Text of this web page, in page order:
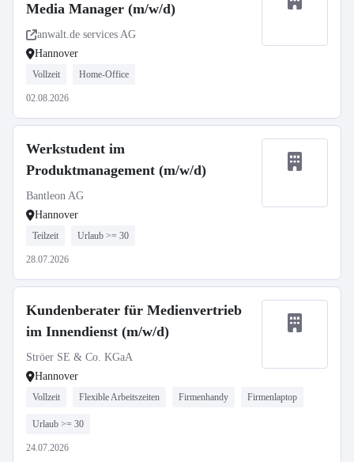
Media Manager (m/w/d)
anwalt.de services AG
Hannover
Vollzeit Home-Office
02.08.2026
Werkstudent im
Produktmanagement (m/w/d)
Bantleon AG
Hannover
Teilzeit Urlaub >= 30
28.07.2026
Kundenberater für Medienvertrieb
im Innendienst (m/w/d)
Ströer SE & Co. KGaA
Hannover
Vollzeit Flexible Arbeitszeiten Firmenhandy Firmenlaptop
Urlaub >= 30
24.07.2026